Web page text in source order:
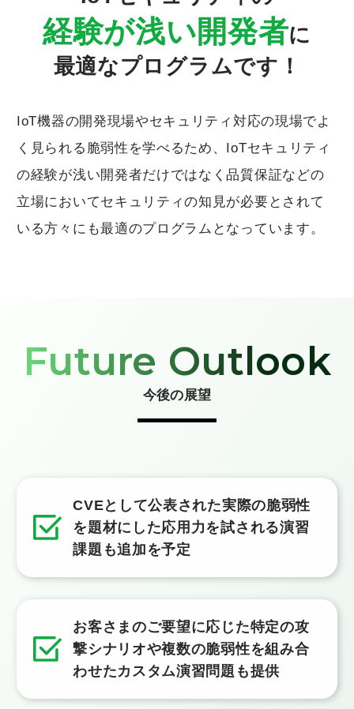
経験が浅い開発者に
最適なプログラムです！
IoT機器の開発現場やセキュリティ対応の現場でよ
く見られる脆弱性を学べるため、IoTセキュリティ
の経験が浅い開発者だけではなく品質保証などの
立場においてセキュリティの知見が必要とされて
いる方々にも最適のプログラムとなっています。
Future Outlook
今後の展望
CVEとして公表された実際の脆弱性
を題材にした応用力を試される演習
課題も追加を予定
お客さまのご要望に応じた特定の攻
撃シナリオや複数の脆弱性を組み合
わせたカスタム演習問題も提供